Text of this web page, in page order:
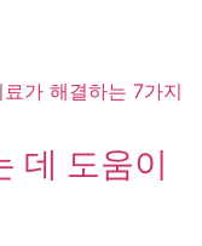
데 도움이